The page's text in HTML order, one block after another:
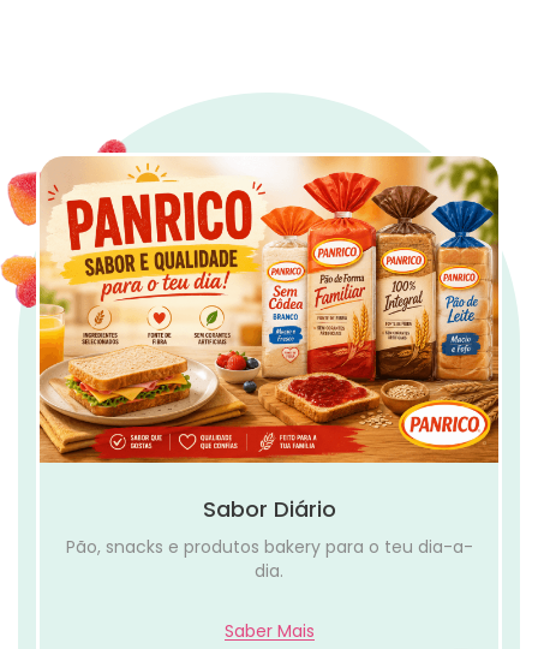
Panini & Hot Wheels
Descobre cartas Panini, Hot Wheels e coleções
que estão em destaque.
Saber Mais